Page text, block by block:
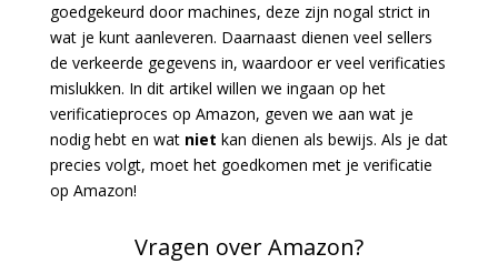
goedgekeurd door machines, deze zijn nogal strict in
wat je kunt aanleveren. Daarnaast dienen veel sellers
de verkeerde gegevens in, waardoor er veel verificaties
mislukken. In dit artikel willen we ingaan op het
verificatieproces op Amazon, geven we aan wat je
nodig hebt en wat niet kan dienen als bewijs. Als je dat
precies volgt, moet het goedkomen met je verificatie
op Amazon!
Vragen over Amazon?